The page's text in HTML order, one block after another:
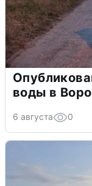
воды в
6 августа 0